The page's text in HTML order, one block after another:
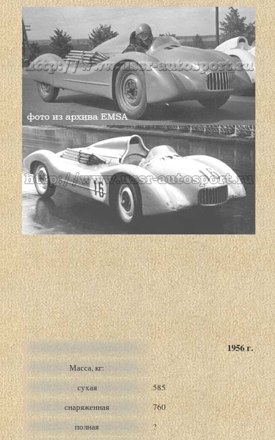
1956 г.
Масса, кг:
сухая
585
снаряженная
760
полная
?